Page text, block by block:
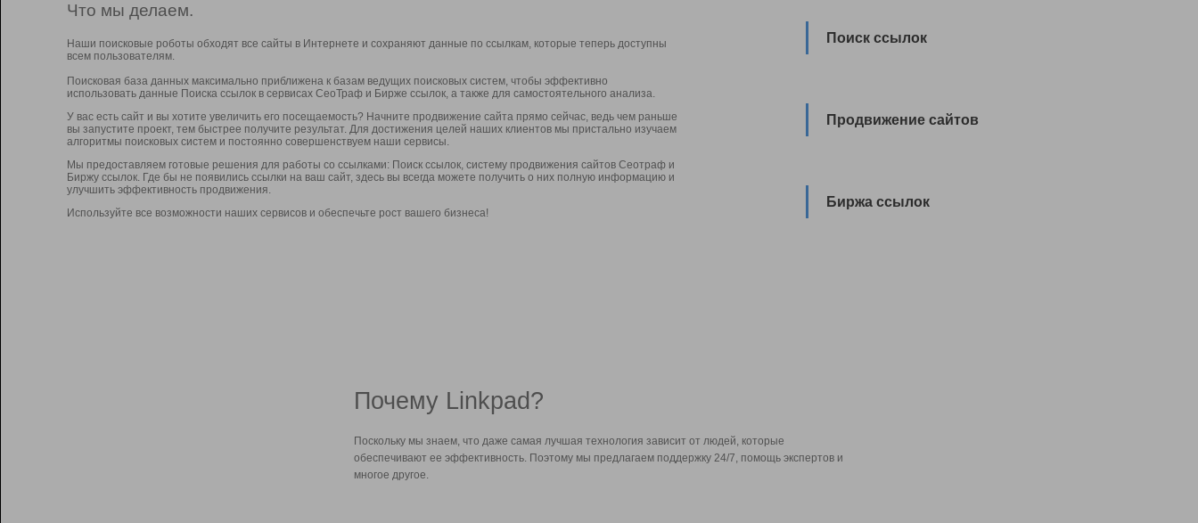
Что мы делаем.
Наши поисковые роботы обходят все сайты в Интернете и сохраняют данные по ссылкам, которые теперь доступны
всем пользователям.
Поисковая база данных максимально приближена к базам ведущих поисковых систем, чтобы эффективно
использовать данные Поиска ссылок в сервисах СеоТраф и Бирже ссылок, а также для самостоятельного анализа.
У вас есть сайт и вы хотите увеличить его посещаемость? Начните продвижение сайта прямо сейчас, ведь чем раньше
вы запустите проект, тем быстрее получите результат. Для достижения целей наших клиентов мы пристально изучаем
алгоритмы поисковых систем и постоянно совершенствуем наши сервисы.
Мы предоставляем готовые решения для работы со ссылками: Поиск ссылок, систему продвижения сайтов Сеотраф и
Биржу ссылок. Где бы не появились ссылки на ваш сайт, здесь вы всегда можете получить о них полную информацию и
улучшить эффективность продвижения.
Используйте все возможности наших сервисов и обеспечьте рост вашего бизнеса!
Поиск ссылок
Продвижение сайтов
Биржа ссылок
Почему Linkpad?
Поскольку мы знаем, что даже самая лучшая технология зависит от людей, которые
обеспечивают ее эффективность. Поэтому мы предлагаем поддержку 24/7, помощь экспертов и
многое другое.